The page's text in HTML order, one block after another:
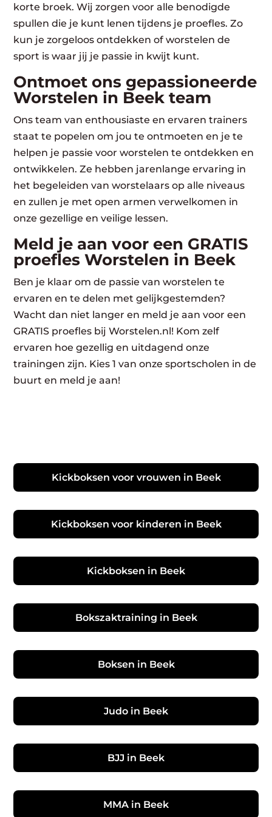
korte broek. Wij zorgen voor alle benodigde
spullen die je kunt lenen tijdens je proefles. Zo
kun je zorgeloos ontdekken of worstelen de
sport is waar jij je passie in kwijt kunt.
Ontmoet ons gepassioneerde
Worstelen in Beek team
Ons team van enthousiaste en ervaren trainers
staat te popelen om jou te ontmoeten en je te
helpen je passie voor worstelen te ontdekken en
ontwikkelen. Ze hebben jarenlange ervaring in
het begeleiden van worstelaars op alle niveaus
en zullen je met open armen verwelkomen in
onze gezellige en veilige lessen.
Meld je aan voor een GRATIS
proefles Worstelen in Beek
Ben je klaar om de passie van worstelen te
ervaren en te delen met gelijkgestemden?
Wacht dan niet langer en meld je aan voor een
GRATIS proefles bij Worstelen.nl! Kom zelf
ervaren hoe gezellig en uitdagend onze
trainingen zijn. Kies 1 van onze sportscholen in de
buurt en meld je aan!
Kickboksen voor vrouwen in Beek
Kickboksen voor kinderen in Beek
Kickboksen in Beek
Bokszaktraining in Beek
Boksen in Beek
Judo in Beek
BJJ in Beek
MMA in Beek